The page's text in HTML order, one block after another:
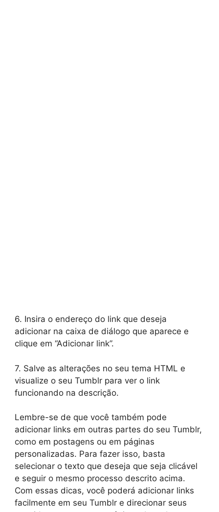
6. Insira o endereço do link que deseja
adicionar na caixa de diálogo que aparece e
clique em “Adicionar link”.
7. Salve as alterações no seu tema HTML e
visualize o seu Tumblr para ver o link
funcionando na descrição.
Lembre-se de que você também pode
adicionar links em outras partes do seu Tumblr,
como em postagens ou em páginas
personalizadas. Para fazer isso, basta
selecionar o texto que deseja que seja clicável
e seguir o mesmo processo descrito acima.
Com essas dicas, você poderá adicionar links
facilmente em seu Tumblr e direcionar seus